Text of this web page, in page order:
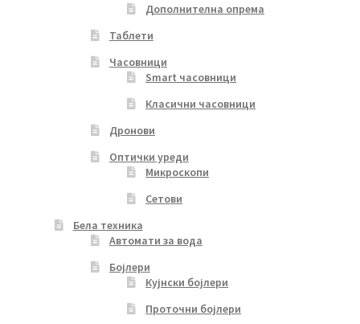
Дополнителна опрема
Таблети
Часовници
Smart часовници
Класични часовници
Дронови
Оптички уреди
Микроскопи
Сетови
Бела техника
Автомати за вода
Бојлери
Кујнски бојлери
Проточни бојлери